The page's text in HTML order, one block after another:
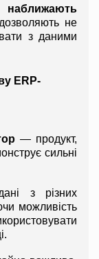
наближають
не
з даними
ERP-
— продукт,
сильні
з різних
можливість